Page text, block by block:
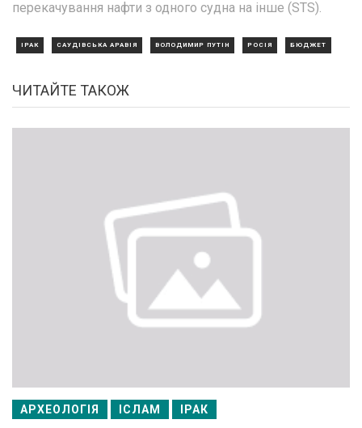
перекачування нафти з одного судна на інше (STS).
ІРАК САУДІВСЬКА АРАВІЯ ВОЛОДИМИР ПУТІН РОСІЯ БЮДЖЕТ
ЧИТАЙТЕ ТАКОЖ
АРХЕОЛОГІЯ ІСЛАМ ІРАК